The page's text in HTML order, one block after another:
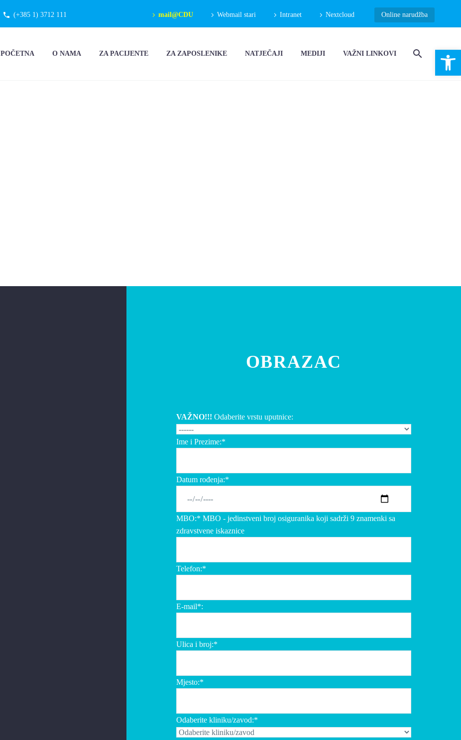
(+385 1) 3712 111 mail@CDU Webmail stari Intranet Nextcloud Online narudžba
POČETNA O NAMA ZA PACIJENTE ZA ZAPOSLENIKE NATJEČAJI MEDIJI VAŽNI LINKOVI
OBRAZAC
VAŽNO!!! Odaberite vrstu uputnice:
Ime i Prezime:*
Datum rođenja:*
MBO:* MBO - jedinstveni broj osiguranika koji sadrži 9 znamenki sa
zdravstvene iskaznice
Telefon:*
E-mail*:
Ulica i broj:*
Mjesto:*
Odaberite kliniku/zavod:*
NOVOSTI
NATJEČAJ
ODLUKA
24/07/2026
Phone:(+385 1) 3712 111